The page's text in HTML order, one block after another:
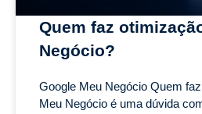
Quem faz
Negócio?
Google Meu Negócio Quem
Meu Negócio é uma dúvida